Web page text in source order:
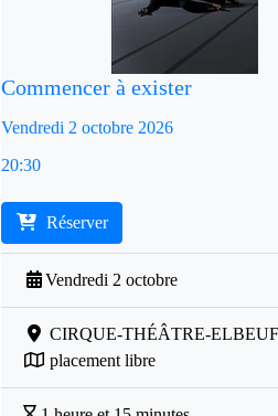
Commencer à exister
Vendredi 2 octobre 2026
20:30
Réserver
Vendredi 2 octobre
CIRQUE-THÉÂTRE-ELBEUF
placement libre